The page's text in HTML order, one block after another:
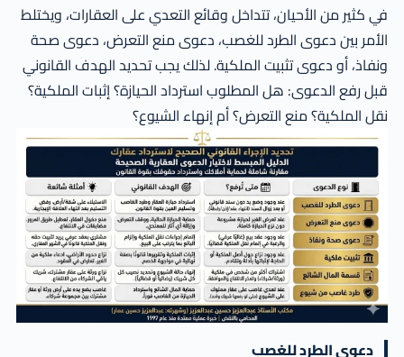
في كثير من الأحيان، تتداخل وقائع التعدي على العقارات، ويختلط
الأمر بين دعوى الطرد للغصب، دعوى منع التعرض، دعوى صحة
ونفاذ، أو دعوى تثبيت الملكية. لذلك يجب تحديد الهدف القانوني
قبل رفع الدعوى: هل المطلوب استرداد الحيازة؟ إثبات الملكية؟
نقل الملكية؟ منع التعرض؟ أم إنهاء الشيوع؟
دعوى الطرد للغصب